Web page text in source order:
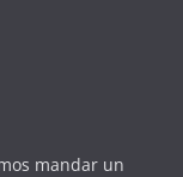
mandar un